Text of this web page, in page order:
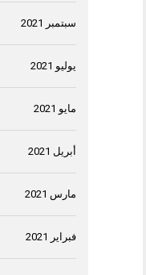
سبتمبر 2021
يوليو 2021
مايو 2021
أبريل 2021
مارس 2021
فبراير 2021